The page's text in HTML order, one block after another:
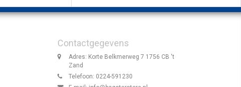
Contactgegevens
Adres: Korte Belkmerweg 7 1756 CB 't
Zand
Telefoon: 0224-591230